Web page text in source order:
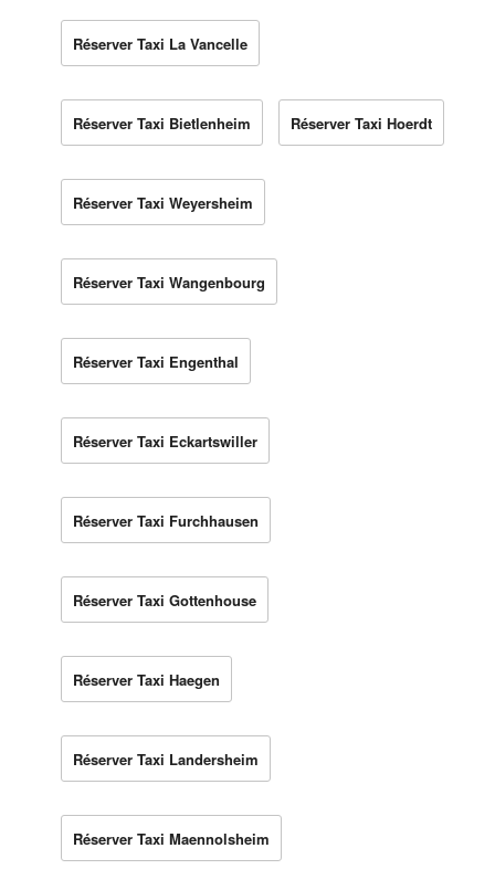
Réserver Taxi La Vancelle
Réserver Taxi Bietlenheim Réserver Taxi Hoerdt
Réserver Taxi Weyersheim
Réserver Taxi Wangenbourg
Réserver Taxi Engenthal
Réserver Taxi Eckartswiller
Réserver Taxi Furchhausen
Réserver Taxi Gottenhouse
Réserver Taxi Haegen
Réserver Taxi Landersheim
Réserver Taxi Maennolsheim